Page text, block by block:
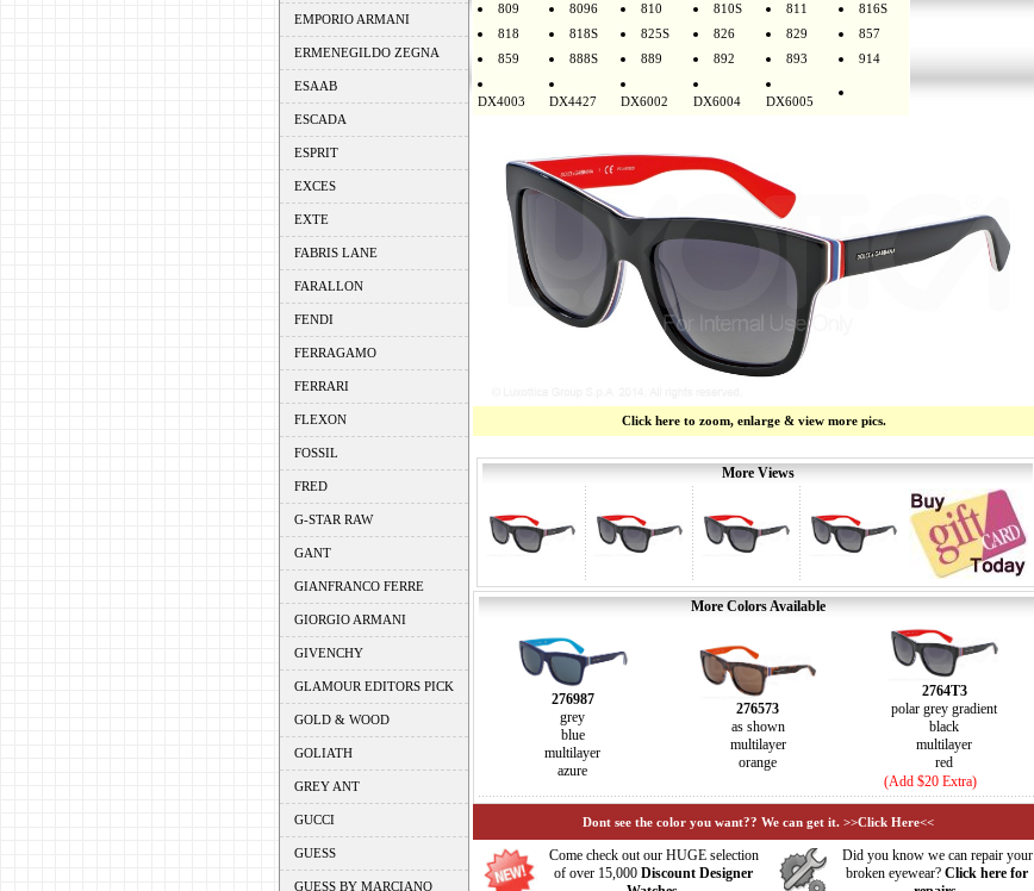
EMPORIO ARMANI
ERMENEGILDO ZEGNA
ESAAB
ESCADA
ESPRIT
EXCES
EXTE
FABRIS LANE
FARALLON
FENDI
FERRAGAMO
FERRARI
FLEXON
FOSSIL
FRED
G-STAR RAW
GANT
GIANFRANCO FERRE
GIORGIO ARMANI
GIVENCHY
GLAMOUR EDITORS PICK
GOLD & WOOD
GOLIATH
GREY ANT
GUCCI
GUESS
GUESS BY MARCIANO
809
8096 810 810S 811
816S
818
818S 825S 826 829
857
859
888S 889 892 893 914
DX4003 DX4427 DX6002 DX6004 DX6005
Click here to zoom, enlarge & view more pics.
More Views
More Colors Available
276987
grey
blue
multilayer
azure
276573
as shown
multilayer
orange
2764T3
polar grey gradient
black
multilayer
red
(Add $20 Extra)
Dont see the color you want?? We can get it. >>Click Here<<
Come check out our HUGE selection
of over 15,000 Discount Designer
Did you know we can repair your
broken eyewear? Click here for